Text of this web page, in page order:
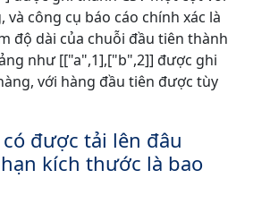
công cụ báo cáo chính xác là
độ dài của chuỗi đầu tiên thành
như [["a",1],["b",2]] được ghi
với hàng đầu tiên được tùy
được tải lên đâu
kích thước là bao